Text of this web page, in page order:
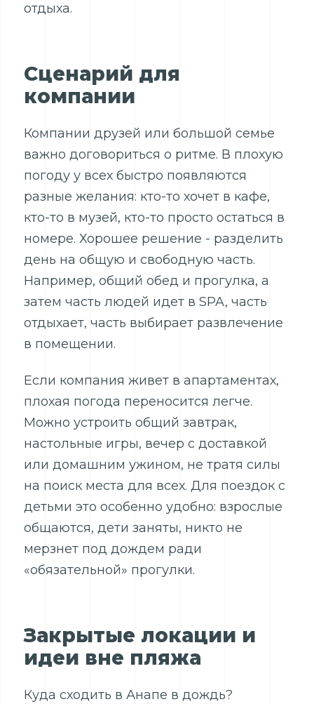
отдыха.
Сценарий для
компании
Компании друзей или большой семье
важно договориться о ритме. В плохую
погоду у всех быстро появляются
разные желания: кто-то хочет в кафе,
кто-то в музей, кто-то просто остаться в
номере. Хорошее решение - разделить
день на общую и свободную часть.
Например, общий обед и прогулка, а
затем часть людей идет в SPA, часть
отдыхает, часть выбирает развлечение
в помещении.
Если компания живет в апартаментах,
плохая погода переносится легче.
Можно устроить общий завтрак,
настольные игры, вечер с доставкой
или домашним ужином, не тратя силы
на поиск места для всех. Для поездок с
детьми это особенно удобно: взрослые
общаются, дети заняты, никто не
мерзнет под дождем ради
«обязательной» прогулки.
Закрытые локации и
идеи вне пляжа
Куда сходить в Анапе в дождь?